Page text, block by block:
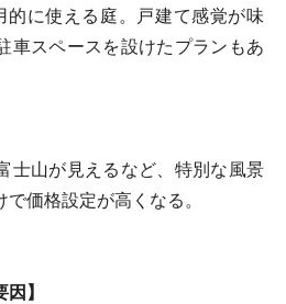
的に使える庭。戸建て感覚が味
車スペースを設けたプランもあ
士山が見えるなど、特別な風景
価格設定が高くなる。
】